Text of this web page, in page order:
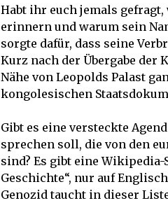
Habt ihr euch jemals
erinnern und warum sein
sorgte dafür, dass seine
Kurz nach der Übergabe der
Nähe von Leopolds Palast
kongolesischen
Gibt es eine versteckte
sprechen soll, die von den
sind? Es gibt eine
Geschichte“, nur auf
Genozid taucht in dieser